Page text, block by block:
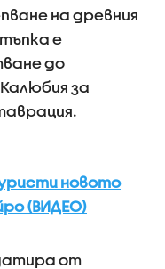
на древния
е
до
за
новото
(ВИДЕО)
от